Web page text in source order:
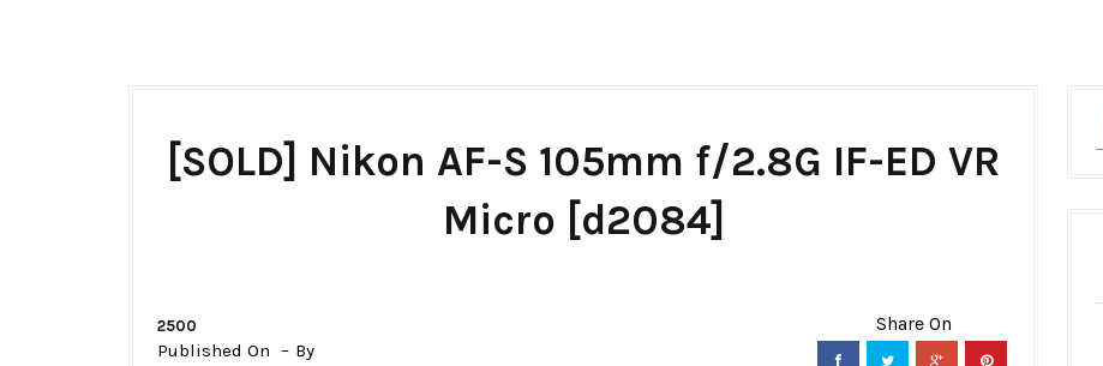
[SOLD] Nikon AF-S 105mm f/2.8G IF-ED VR
Micro [d2084]
2500
Published On By